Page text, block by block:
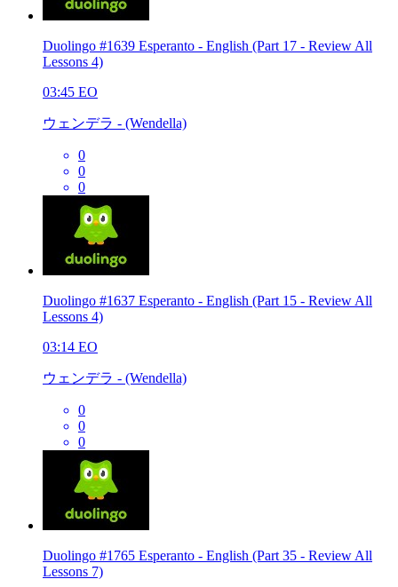
Duolingo #1639 Esperanto - English (Part 17 - Review All
Lessons 4)
03:45 EO
ウェンデラ - (Wendella)
0
0
0
Duolingo #1637 Esperanto - English (Part 15 - Review All
Lessons 4)
03:14 EO
ウェンデラ - (Wendella)
0
0
0
Duolingo #1765 Esperanto - English (Part 35 - Review All
Lessons 7)